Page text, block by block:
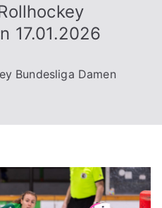
17.01.2026
Bundesliga Damen